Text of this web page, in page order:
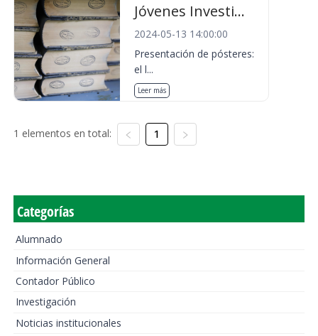
Jóvenes Investi...
2024-05-13 14:00:00
Presentación de pósteres:
el l...
Leer más
1 elementos en total: 1
Categorías
Alumnado
Información General
Contador Público
Investigación
Noticias institucionales